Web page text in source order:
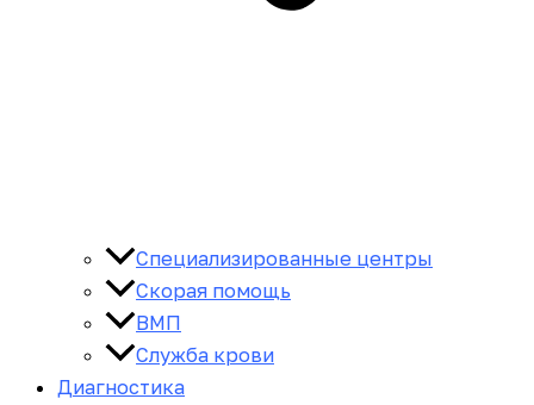
Специализированные центры
Скорая помощь
ВМП
Служба крови
Диагностика